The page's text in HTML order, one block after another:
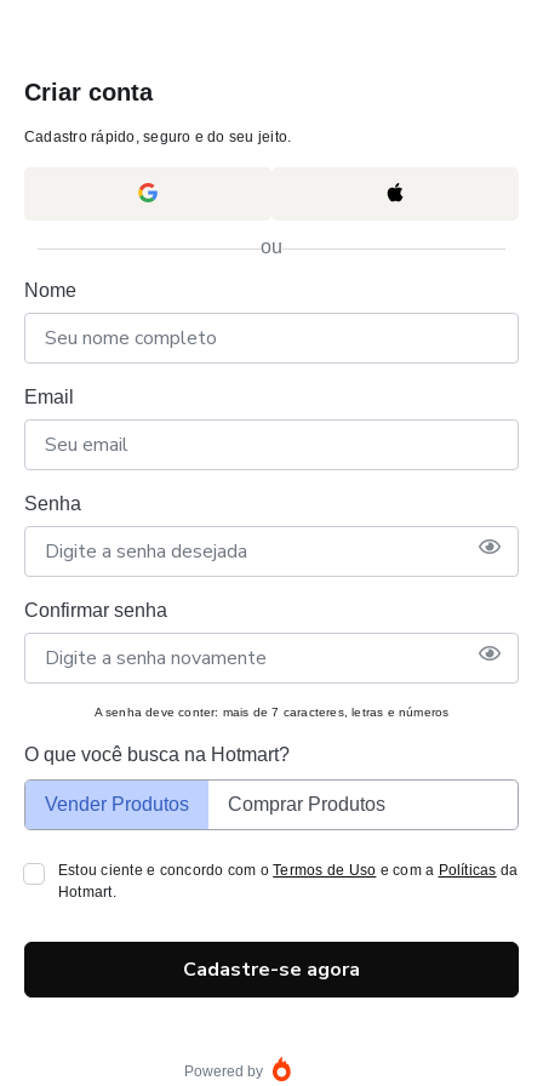
Criar conta
Cadastro rápido, seguro e do seu jeito.
ou
Nome
Email
Senha
Confirmar senha
A senha deve conter: mais de 7 caracteres, letras e números
O que você busca na Hotmart?
Vender Produtos Comprar Produtos
Estou ciente e concordo com oTermos de Uso e com a Políticas da
Hotmart.
Cadastre-se agora
Powered by